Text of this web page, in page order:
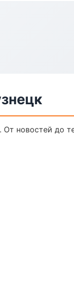
новостей до